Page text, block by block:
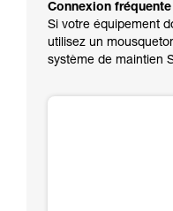
Connexion fréquente
Si votre équipement
utilisez un
système de maintien